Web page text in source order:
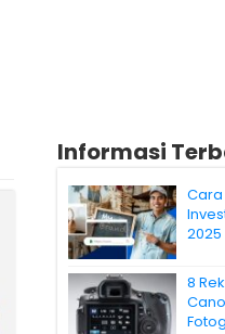
Informasi
Cara
2025
8